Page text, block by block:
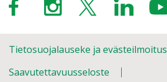
Tietosuojalauseke ja evästeilmoitus
Saavutettavuusseloste